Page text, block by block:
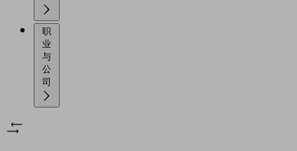
职
业
与
公